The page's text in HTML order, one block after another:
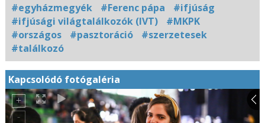
#egyházmegyék #Ferenc pápa
#ifjúság
#ifjúsági világtalálkozók (IVT)
#MKPK
#országos
#pasztoráció
#szerzetesek
#találkozó
Kapcsolódó fotógaléria